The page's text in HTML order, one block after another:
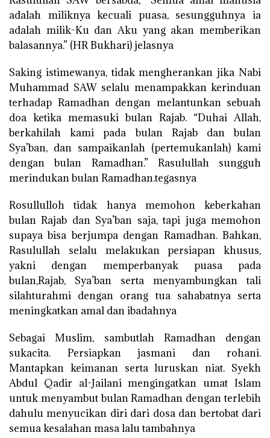
adalah miliknya kecuali puasa, sesungguhnya ia
adalah milik-Ku dan Aku yang akan memberikan
balasannya.” (HR Bukhari) jelasnya
Saking istimewanya, tidak mengherankan jika Nabi
Muhammad SAW selalu menampakkan kerinduan
terhadap Ramadhan dengan melantunkan sebuah
doa ketika memasuki bulan Rajab. “Duhai Allah,
berkahilah kami pada bulan Rajab dan bulan
Sya’ban, dan sampaikanlah (pertemukanlah) kami
dengan bulan Ramadhan.” Rasulullah sungguh
merindukan bulan Ramadhan.tegasnya
Rosullulloh tidak hanya memohon keberkahan
bulan Rajab dan Sya’ban saja, tapi juga memohon
supaya bisa berjumpa dengan Ramadhan. Bahkan,
Rasulullah selalu melakukan persiapan khusus,
yakni dengan memperbanyak puasa pada
bulan,Rajab, Sya’ban serta menyambungkan tali
silahturahmi dengan orang tua sahabatnya serta
meningkatkan amal dan ibadahnya
Sebagai Muslim, sambutlah Ramadhan dengan
sukacita. Persiapkan jasmani dan rohani.
Mantapkan keimanan serta luruskan niat. Syekh
Abdul Qadir al-Jailani mengingatkan umat Islam
untuk menyambut bulan Ramadhan dengan terlebih
dahulu menyucikan diri dari dosa dan bertobat dari
semua kesalahan masa lalu tambahnya